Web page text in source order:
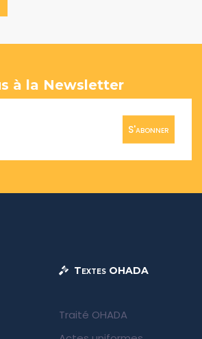
à la Newsletter
S'abonner
Textes OHADA
Traité OHADA